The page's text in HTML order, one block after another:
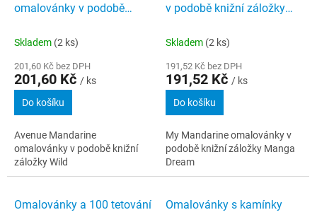
omalovánky v podobě
Skladem (2 ks)
201,60 Kč bez DPH
201,60 Kč / ks
Do košíku
Avenue Mandarine
omalovánky v podobě knižní
záložky Wild
v podobě knižní záložky
Skladem (2 ks)
191,52 Kč bez DPH
191,52 Kč / ks
Do košíku
My Mandarine omalovánky v
podobě knižní záložky Manga
Dream
Omalovánky a 100 tetování Omalovánky s kamínky